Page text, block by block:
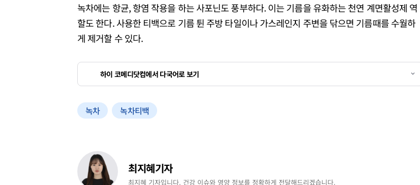
녹차에는 항균, 항염 작용을 하는 사포닌도 풍부하다. 이는 기름을 유화하는 천연 계면활성제 역
할도 한다. 사용한 티백으로 기름 튄 주방 타일이나 가스레인지 주변을 닦으면 기름때를 수월하
게 제거할 수 있다.
하이 코메디닷컴에서 다국어로 보기
녹차 녹차티백
최지혜기자
최지혜 기자입니다. 건강 이슈와 영양 정보를 정확하게 전달해드리겠습니다.